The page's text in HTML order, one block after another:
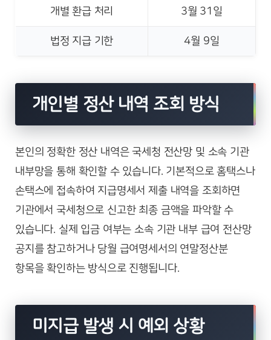
개별 환급 처리 3월 31일
법정 지급 기한 4월 9일
개인별 정산 내역 조회 방식
본인의 정확한 정산 내역은 국세청 전산망 및 소속 기관
내부망을 통해 확인할 수 있습니다. 기본적으로 홈택스나
손택스에 접속하여 지급명세서 제출 내역을 조회하면
기관에서 국세청으로 신고한 최종 금액을 파악할 수
있습니다. 실제 입금 여부는 소속 기관 내부 급여 전산망
공지를 참고하거나 당월 급여명세서의 연말정산분
항목을 확인하는 방식으로 진행됩니다.
미지급 발생 시 예외 상황